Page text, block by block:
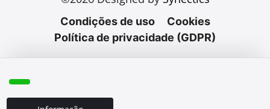
Condições de uso
Cookies
Política de privacidade (GDPR)